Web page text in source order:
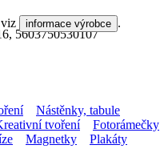
5603750530107
informace výrobce .
Nástěnky, tabule
tvoření
Fotorámečky
Magnetky
Plakáty